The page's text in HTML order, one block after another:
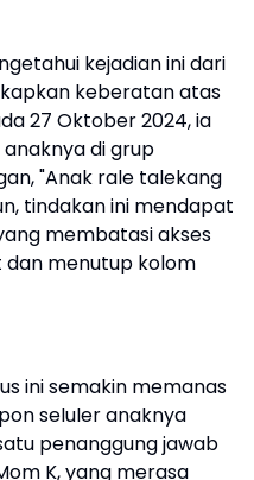
kejadian ini dari
keberatan atas
27 Oktober 2024, ia
di grup
"Anak rale talekang
tindakan ini mendapat
membatasi akses
menutup kolom
ini semakin memanas
seluler anaknya
penanggung jawab
K, yang merasa